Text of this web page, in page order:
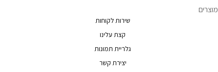
מוצרים
שירות לקוחות
קצת עלינו
גלריית תמונות
יצירת קשר